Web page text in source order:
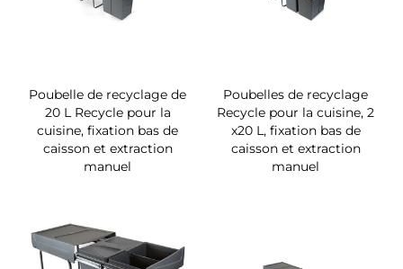
Poubelle de recyclage de
20 L Recycle pour la
cuisine, fixation bas de
caisson et extraction
manuel
Poubelles de recyclage
Recycle pour la cuisine, 2
x20 L, fixation bas de
caisson et extraction
manuel